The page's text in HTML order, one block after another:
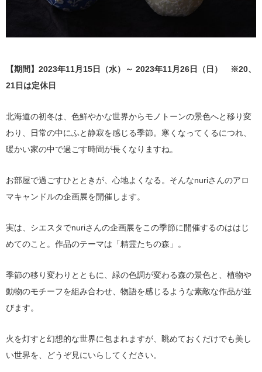
【期間】2023年11月15日（水）～ 2023年11月26日（日） ※20、
21日は定休日
北海道の初冬は、色鮮やかな世界からモノトーンの景色へと移り変
わり、日常の中にふと静寂を感じる季節。寒くなってくるにつれ、
暖かい家の中で過ごす時間が長くなりますね。
お部屋で過ごすひとときが、心地よくなる。そんなnuriさんのアロ
マキャンドルの企画展を開催します。
実は、シエスタでnuriさんの企画展をこの季節に開催するのははじ
めてのこと。作品のテーマは「精霊たちの森」。
季節の移り変わりとともに、緑の色調が変わる森の景色と、植物や
動物のモチーフを組み合わせ、物語を感じるような素敵な作品が並
びます。
火を灯すと幻想的な世界に包まれますが、眺めておくだけでも美し
い世界を、どうぞ見にいらしてください。